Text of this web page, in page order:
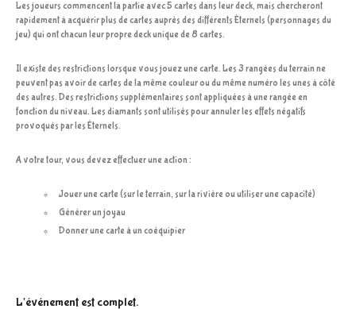
Les joueurs commencent la partie avec 5 cartes dans leur deck, mais chercheront
rapidement à acquérir plus de cartes auprès des différents Éternels (personnages du
jeu) qui ont chacun leur propre deck unique de 8 cartes.
Il existe des restrictions lorsque vous jouez une carte. Les 3 rangées du terrain ne
peuvent pas avoir de cartes de la même couleur ou du même numéro les unes à côté
des autres. Des restrictions supplémentaires sont appliquées à une rangée en
fonction du niveau. Les diamants sont utilisés pour annuler les effets négatifs
provoqués par les Éternels.
A votre tour, vous devez effectuer une action :
Jouer une carte (sur le terrain, sur la rivière ou utiliser une capacité)
Générer un joyau
Donner une carte à un coéquipier
L'événement est complet.